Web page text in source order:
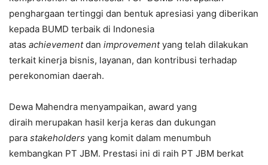
penghargaan tertinggi dan bentuk apresiasi yang diberikan
kepada BUMD terbaik di Indonesia
atas achievementdan improvementyang telah dilakukan
terkait kinerja bisnis, layanan, dan kontribusi terhadap
perekonomian daerah.
Dewa Mahendra menyampaikan, award yang
diraih merupakan hasil kerja keras dan dukungan
para stakeholders yang komit dalam menumbuh
kembangkan PT JBM. Prestasi ini di raih PT JBM berkat